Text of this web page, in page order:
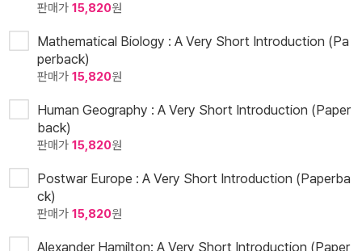
판매가 15,820원
Mathematical Biology : A Very Short Introduction (Pa
perback)
판매가 15,820원
Human Geography : A Very Short Introduction (Paper
back)
판매가 15,820원
Postwar Europe : A Very Short Introduction (Paperba
ck)
판매가 15,820원
Alexander Hamilton: A Very Short Introduction (Paper